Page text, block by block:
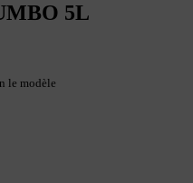
5L
le modèle